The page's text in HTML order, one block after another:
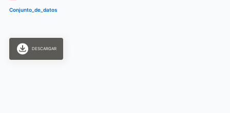
Conjunto_de_datos
DESCARGAR